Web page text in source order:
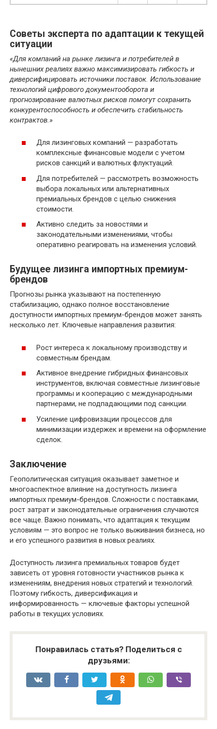
Советы эксперта по адаптации к текущей
ситуации
«Для компаний на рынке лизинга и потребителей в
нынешних реалиях важно максимизировать гибкость и
диверсифицировать источники поставок. Использование
технологий цифрового документооборота и
прогнозирование валютных рисков помогут сохранить
конкурентоспособность и обеспечить стабильность
контрактов.»
Для лизинговых компаний — разработать
комплексные финансовые модели с учетом
рисков санкций и валютных флуктуаций.
Для потребителей — рассмотреть возможность
выбора локальных или альтернативных
премиальных брендов с целью снижения
стоимости.
Активно следить за новостями и
законодательными изменениями, чтобы
оперативно реагировать на изменения условий.
Будущее лизинга импортных премиум-
брендов
Прогнозы рынка указывают на постепенную
стабилизацию, однако полное восстановление
доступности импортных премиум-брендов может занять
несколько лет. Ключевые направления развития:
Рост интереса к локальному производству и
совместным брендам.
Активное внедрение гибридных финансовых
инструментов, включая совместные лизинговые
программы и кооперацию с международными
партнерами, не подпадающими под санкции.
Усиление цифровизации процессов для
минимизации издержек и времени на оформление
сделок.
Заключение
Геополитическая ситуация оказывает заметное и
многоаспектное влияние на доступность лизинга
импортных премиум-брендов. Сложности с поставками,
рост затрат и законодательные ограничения случаются
все чаще. Важно понимать, что адаптация к текущим
условиям — это вопрос не только выживания бизнеса, но
и его успешного развития в новых реалиях.
Доступность лизинга премиальных товаров будет
зависеть от уровня готовности участников рынка к
изменениям, внедрения новых стратегий и технологий.
Поэтому гибкость, диверсификация и
информированность — ключевые факторы успешной
работы в текущих условиях.
Понравилась статья? Поделиться с
друзьями: